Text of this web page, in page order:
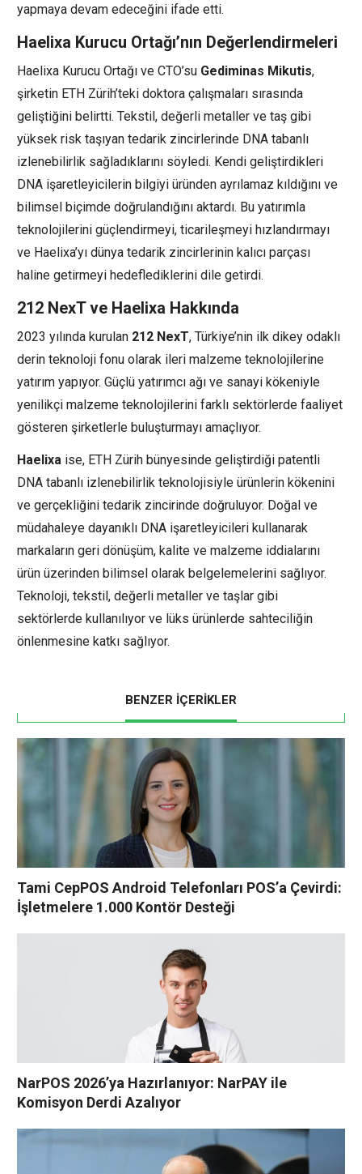
yapmaya devam edeceğini ifade etti.
Haelixa Kurucu Ortağı’nın Değerlendirmeleri
Haelixa Kurucu Ortağı ve CTO’su Gediminas Mikutis,
şirketin ETH Zürih’teki doktora çalışmaları sırasında
geliştiğini belirtti. Tekstil, değerli metaller ve taş gibi
yüksek risk taşıyan tedarik zincirlerinde DNA tabanlı
izlenebilirlik sağladıklarını söyledi. Kendi geliştirdikleri
DNA işaretleyicilerin bilgiyi üründen ayrılamaz kıldığını ve
bilimsel biçimde doğrulandığını aktardı. Bu yatırımla
teknolojilerini güçlendirmeyi, ticarileşmeyi hızlandırmayı
ve Haelixa’yı dünya tedarik zincirlerinin kalıcı parçası
haline getirmeyi hedeflediklerini dile getirdi.
212 NexT ve Haelixa Hakkında
2023 yılında kurulan 212 NexT, Türkiye’nin ilk dikey odaklı
derin teknoloji fonu olarak ileri malzeme teknolojilerine
yatırım yapıyor. Güçlü yatırımcı ağı ve sanayi kökeniyle
yenilikçi malzeme teknolojilerini farklı sektörlerde faaliyet
gösteren şirketlerle buluşturmayı amaçlıyor.
Haelixa ise, ETH Zürih bünyesinde geliştirdiği patentli
DNA tabanlı izlenebilirlik teknolojisiyle ürünlerin kökenini
ve gerçekliğini tedarik zincirinde doğruluyor. Doğal ve
müdahaleye dayanıklı DNA işaretleyicileri kullanarak
markaların geri dönüşüm, kalite ve malzeme iddialarını
ürün üzerinden bilimsel olarak belgelemelerini sağlıyor.
Teknoloji, tekstil, değerli metaller ve taşlar gibi
sektörlerde kullanılıyor ve lüks ürünlerde sahteciliğin
önlenmesine katkı sağlıyor.
BENZER İÇERİKLER
Tami CepPOS Android Telefonları POS’a Çevirdi:
İşletmelere 1.000 Kontör Desteği
NarPOS 2026’ya Hazırlanıyor: NarPAY ile
Komisyon Derdi Azalıyor